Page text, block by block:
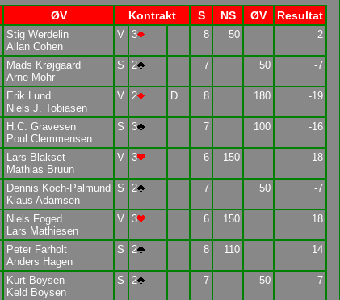
ØV Kontrakt S NS ØV Resultat
Stig Werdelin
Allan Cohen
V 3 8 50 2
Mads Krøjgaard
Arne Mohr
S 2 7 50 -7
Erik Lund
Niels J. Tobiasen
V 2 D 8 180 -19
H.C. Gravesen
Poul Clemmensen
S 3 7 100 -16
Lars Blakset
Mathias Bruun
V 3 6 150 18
Dennis Koch-Palmund
Klaus Adamsen
S 2 7 50 -7
Niels Foged
Lars Mathiesen
V 3 6 150 18
Peter Farholt
Anders Hagen
S 2 8 110 14
Kurt Boysen
Keld Boysen
S 2 7 50 -7